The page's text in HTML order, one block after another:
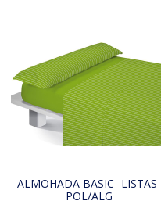
ALMOHADA BASIC -LISTAS-
POL/ALG